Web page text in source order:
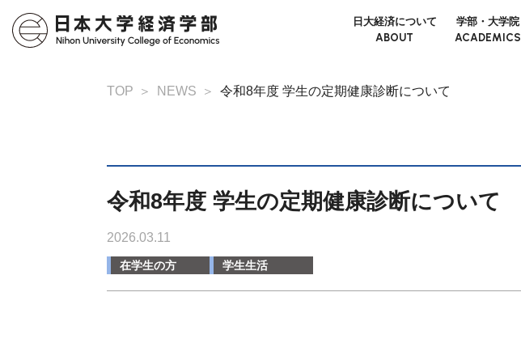
日大経済について
ABOUT
学部・大学院
ACADEMICS
TOP NEWS 令和8年度 学生の定期健康診断について
令和8年度 学生の定期健康診断について
2026.03.11
在学生の方 学生生活